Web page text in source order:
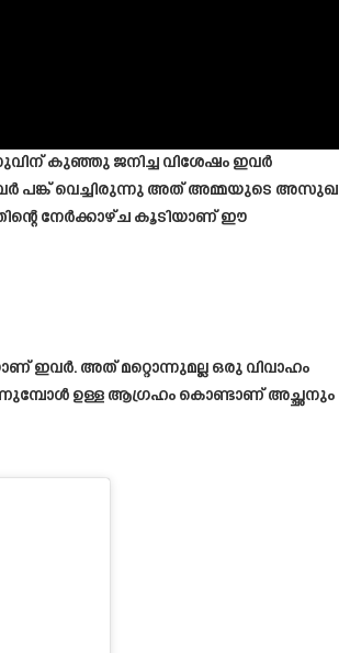
കുഞ്ഞു ജനിച്ച വിശേഷം ഇവർ
പങ്ക് വെച്ചിരുന്നു അത് അമ്മയുടെ അസുഖ
നേർക്കാഴ്ച കൂടിയാണ് ഈ
ഇവർ. അത് മറ്റൊന്നുമല്ല ഒരു വിവാഹം
ഉള്ള ആഗ്രഹം കൊണ്ടാണ് അച്ഛനും